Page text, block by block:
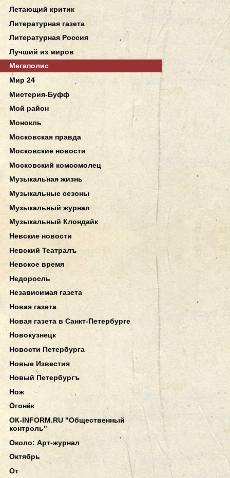
Летающий критик
Литературная газета
Литературная Россия
Лучший из миров
Мегаполис
Мир 24
Мистерия-Буфф
Мой район
Монокль
Московская правда
Московские новости
Московский комсомолец
Музыкальная жизнь
Музыкальные сезоны
Музыкальный журнал
Музыкальный Клондайк
Невские новости
Невский Театралъ
Невское время
Недоросль
Независимая газета
Новая газета
Новая газета в Санкт-Петербурге
Новокузнецк
Новости Петербурга
Новые Известия
Новый Петербургъ
Нож
Огонёк
ОК-INFORM.RU "Общественный
контроль"
Около: Арт-журнал
Октябрь
От